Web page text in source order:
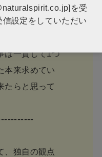
ば、その反面
質の豊かさ故
ます。
は一貫して1つ
本来求めてい
たらと思って
、独自の観点
を受
設定をしていただい